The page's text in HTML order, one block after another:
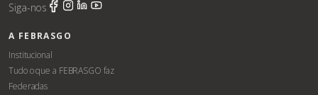
Siga-nos
A FEBRASGO
Institucional
Tudo o que a FEBRASGO faz
Federadas